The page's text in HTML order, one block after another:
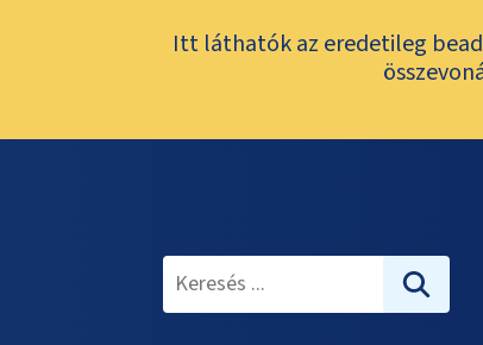
Itt láthatók az eredetileg